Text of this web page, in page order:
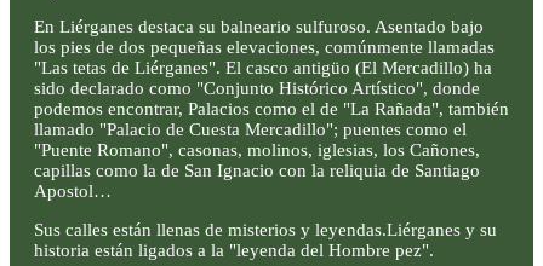
En Liérganes destaca su balneario sulfuroso. Asentado bajo
los pies de dos pequeñas elevaciones, comúnmente llamadas
"Las tetas de Liérganes". El casco antigüo (El Mercadillo) ha
sido declarado como "Conjunto Histórico Artístico", donde
podemos encontrar, Palacios como el de "La Rañada", también
llamado "Palacio de Cuesta Mercadillo"; puentes como el
"Puente Romano", casonas, molinos, iglesias, los Cañones,
capillas como la de San Ignacio con la reliquia de Santiago
Apostol…
Sus calles están llenas de misterios y leyendas.Liérganes y su
historia están ligados a la "leyenda del Hombre pez".